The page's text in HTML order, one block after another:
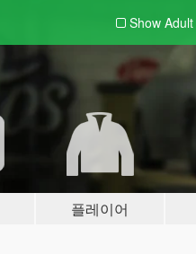
Show Adult
플레이어